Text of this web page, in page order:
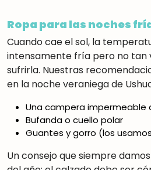
Ropa para las noches
Cuando cae el sol, la
intensamente fría pero no tan
sufrirla. Nuestras
en la noche veraniega de
Una campera impermeable
Bufanda o cuello polar
Guantes y gorro (los
Un consejo que siempre